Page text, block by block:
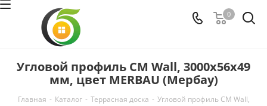
0
Угловой профиль CM Wall, 3000х56х49
мм, цвет MERBAU (Мербау)
Главная - Каталог - Террасная доска - Угловой профиль CM Wall,